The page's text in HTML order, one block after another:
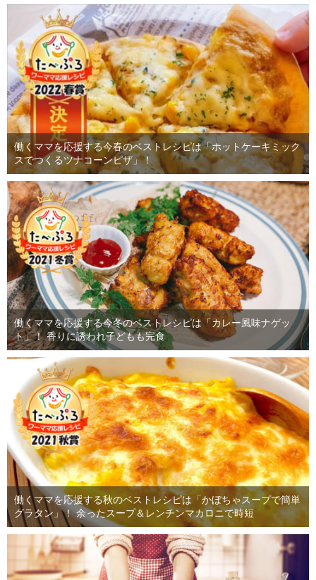
働くママを応援する今春のベストレシピは「ホットケーキミック
スでつくるツナコーンピザ」！
働くママを応援する今冬のベストレシピは「カレー風味ナゲッ
ト」！ 香りに誘われ子どもも完食
働くママを応援する秋のベストレシピは「かぼちゃスープで簡単
グラタン」！ 余ったスープ＆レンチンマカロニで時短